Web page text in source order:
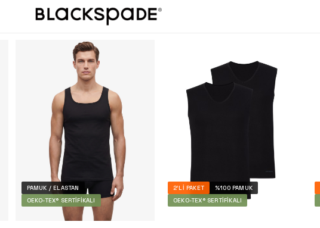
PAMUK / ELASTAN
OEKO-TEX® SERTIFIKALI
2'LI PAKET
%100 PAMUK
OEKO-TEX® SERTIFIKALI